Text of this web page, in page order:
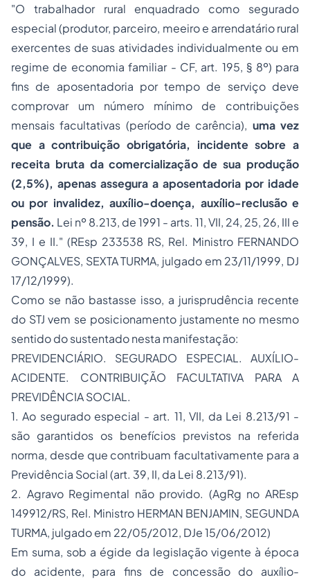
"O trabalhador rural enquadrado como segurado
especial (produtor, parceiro, meeiro e arrendatário rural
exercentes de suas atividades individualmente ou em
regime de economia familiar - CF, art. 195, § 8º) para
fins de aposentadoria por tempo de serviço deve
comprovar um número mínimo de contribuições
mensais facultativas (período de carência), uma vez
que a contribuição obrigatória, incidente sobre a
receita bruta da comercialização de sua produção
(2,5%), apenas assegura a aposentadoria por idade
ou por invalidez, auxílio-doença, auxílio-reclusão e
pensão. Lei nº 8.213, de 1991 - arts. 11, VII, 24, 25, 26, III e
39, I e II." (REsp 233538 RS, Rel. Ministro FERNANDO
GONÇALVES, SEXTA TURMA, julgado em 23/11/1999, DJ
17/12/1999).
Como se não bastasse isso, a jurisprudência recente
do STJ vem se posicionamento justamente no mesmo
sentido do sustentado nesta manifestação:
PREVIDENCIÁRIO. SEGURADO ESPECIAL. AUXÍLIO-
ACIDENTE. CONTRIBUIÇÃO FACULTATIVA PARA A
PREVIDÊNCIA SOCIAL.
1. Ao segurado especial - art. 11, VII, da Lei 8.213/91 -
são garantidos os benefícios previstos na referida
norma, desde que contribuam facultativamente para a
Previdência Social (art. 39, II, da Lei 8.213/91).
2. Agravo Regimental não provido. (AgRg no AREsp
149912/RS, Rel. Ministro HERMAN BENJAMIN, SEGUNDA
TURMA, julgado em 22/05/2012, DJe 15/06/2012)
Em suma, sob a égide da legislação vigente à época
do acidente, para fins de concessão do auxílio-